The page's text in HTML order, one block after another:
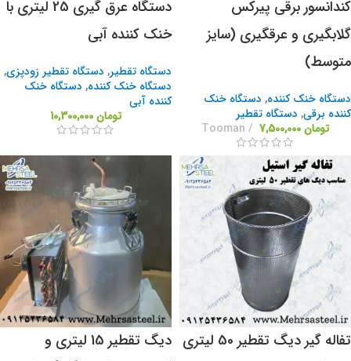
کندانسور برقی پیرکس
گلابگیری و عرقگیری (سایز
متوسط)
دستگاه خنک کننده, دستگاه خنک
کننده برقی, دستگاه تقطیر
تومان
Tooman
دستگاه عرق گیری 25 لیتری با
خنک کننده آبی
دستگاه تقطیر, دستگاه تقطیر زودپزی,
دستگاه خنک کننده, دستگاه خنک
کننده آبی
تومان
تفاله گیر دیگ تقطیر 50 لیتری
دیگ تقطیر 15 لیتری و